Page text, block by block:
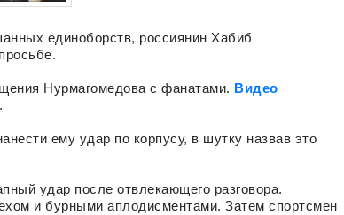
единоборств, россиянин Хабиб
Нурмагомедова с фанатами. Видео
ему удар по корпусу, в шутку назвав это
удар после отвлекающего разговора.
и бурными аплодисментами. Затем спортсмен